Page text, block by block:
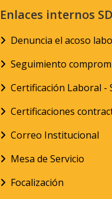
Enlaces internos
Denuncia el acoso
Seguimiento
Certificación Laboral -
Certificaciones
Correo Institucional
Mesa de Servicio
Focalización